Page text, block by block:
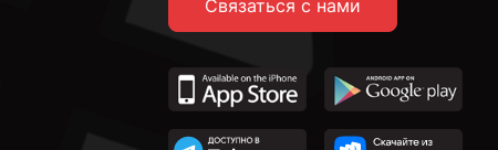
Связаться с нами